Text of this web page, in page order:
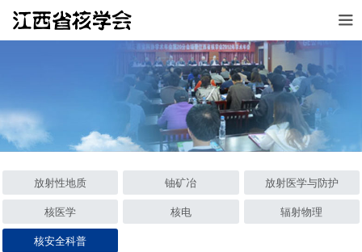
放射性地质 铀矿冶
放射医学与防护
核医学
核电
辐射物理
核安全科普